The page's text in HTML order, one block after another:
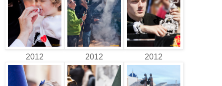
2012 2012 2012